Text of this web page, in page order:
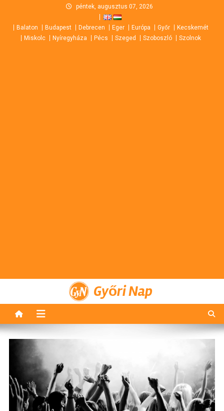
content
péntek, augusztus 07, 2026
Balaton Budapest Debrecen Eger Európa Győr
Kecskemét
Miskolc
Nyíregyháza Pécs Szeged Szoboszló Szolnok
Győri Nap